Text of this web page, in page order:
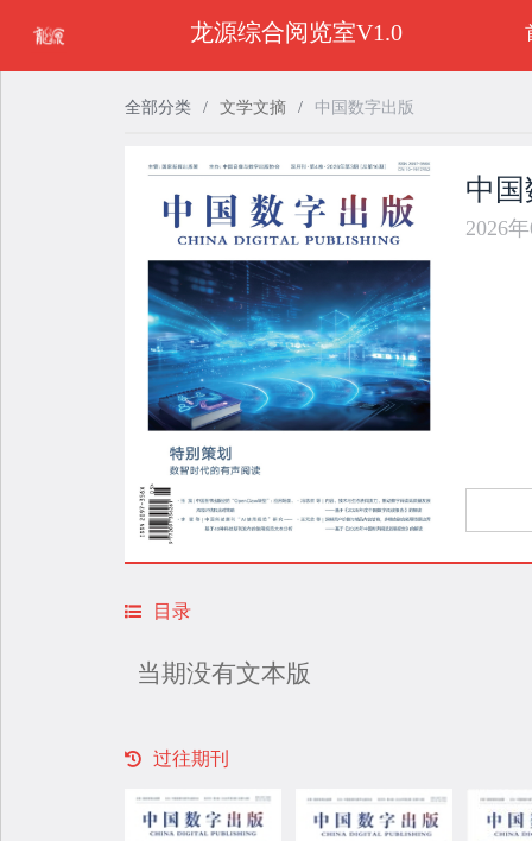
全部分类 / 文学文摘 / 中国数字出版
中
2026
目录
当期没有文本版
过往期刊
龙源综合阅览室V1.0